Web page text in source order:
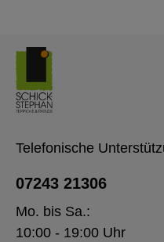
Telefonische
07243 21306
Mo. bis Sa.:
10:00 - 19:00 Uhr